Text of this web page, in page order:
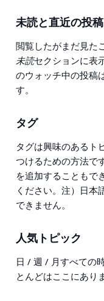
未読と直近の投稿
閲覧したがまだ見た
未読セクションに表
のウォッチ中の投稿は
す。
タグ
タグは興味のあるト
つけるための方法で
を追加することもで
ください。注）日本
できません。
人気トピック
日 / 週 / 月すべての
とんどはここにあり